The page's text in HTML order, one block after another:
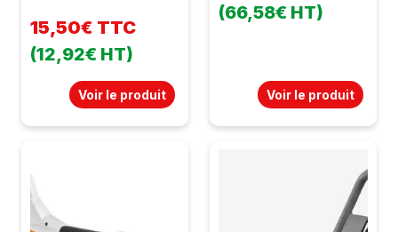
15,50€ TTC
(12,92€ HT)
Voir le produit
(66,58€ HT)
Voir le produit